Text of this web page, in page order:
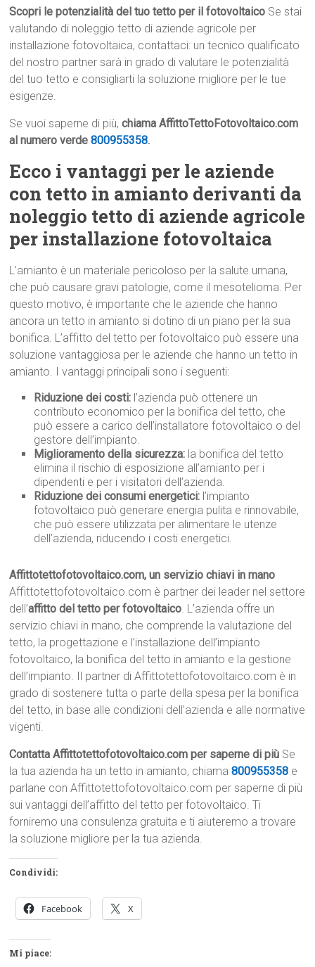
Scopri le potenzialità del tuo tetto per il fotovoltaico Se stai
valutando di noleggio tetto di aziende agricole per
installazione fotovoltaica, contattaci: un tecnico qualificato
del nostro partner sarà in grado di valutare le potenzialità
del tuo tetto e consigliarti la soluzione migliore per le tue
esigenze.
Se vuoi saperne di più,chiama AffittoTettoFotovoltaico.com
al numero verde800955358.
Ecco i vantaggi per le aziende
con tetto in amianto derivanti da
noleggio tetto di aziende agricole
per installazione fotovoltaica
L’amianto è un materiale pericoloso per la salute umana,
che può causare gravi patologie, come il mesotelioma. Per
questo motivo, è importante che le aziende che hanno
ancora un tetto in amianto si dotino di un piano per la sua
bonifica. L’affitto del tetto per fotovoltaico può essere una
soluzione vantaggiosa per le aziende che hanno un tetto in
amianto. I vantaggi principali sono i seguenti:
Riduzione dei costi: l’azienda può ottenere un
contributo economico per la bonifica del tetto, che
può essere a carico dell’installatore fotovoltaico o del
gestore dell’impianto.
Miglioramento della sicurezza: la bonifica del tetto
elimina il rischio di esposizione all’amianto per i
dipendenti e per i visitatori dell’azienda.
Riduzione dei consumi energetici: l’impianto
fotovoltaico può generare energia pulita e rinnovabile,
che può essere utilizzata per alimentare le utenze
dell’azienda, riducendo i costi energetici.
Affittotettofotovoltaico.com, un servizio chiavi in mano
Affittotettofotovoltaico.com è partner dei leader nel settore
dell’affitto del tetto per fotovoltaico. L’azienda offre un
servizio chiavi in mano, che comprende la valutazione del
tetto, la progettazione e l’installazione dell’impianto
fotovoltaico, la bonifica del tetto in amianto e la gestione
dell’impianto. Il partner di Affittotettofotovoltaico.com è in
grado di sostenere tutta o parte della spesa per la bonifica
del tetto, in base alle condizioni dell’azienda e alle normative
vigenti.
Contatta Affittotettofotovoltaico.com per saperne di più Se
la tua azienda ha un tetto in amianto, chiama800955358 e
parlane con Affittotettofotovoltaico.com per saperne di più
sui vantaggi dell’affitto del tetto per fotovoltaico. Ti
forniremo una consulenza gratuita e ti aiuteremo a trovare
la soluzione migliore per la tua azienda.
Condividi:
Facebook X
Mi piace: